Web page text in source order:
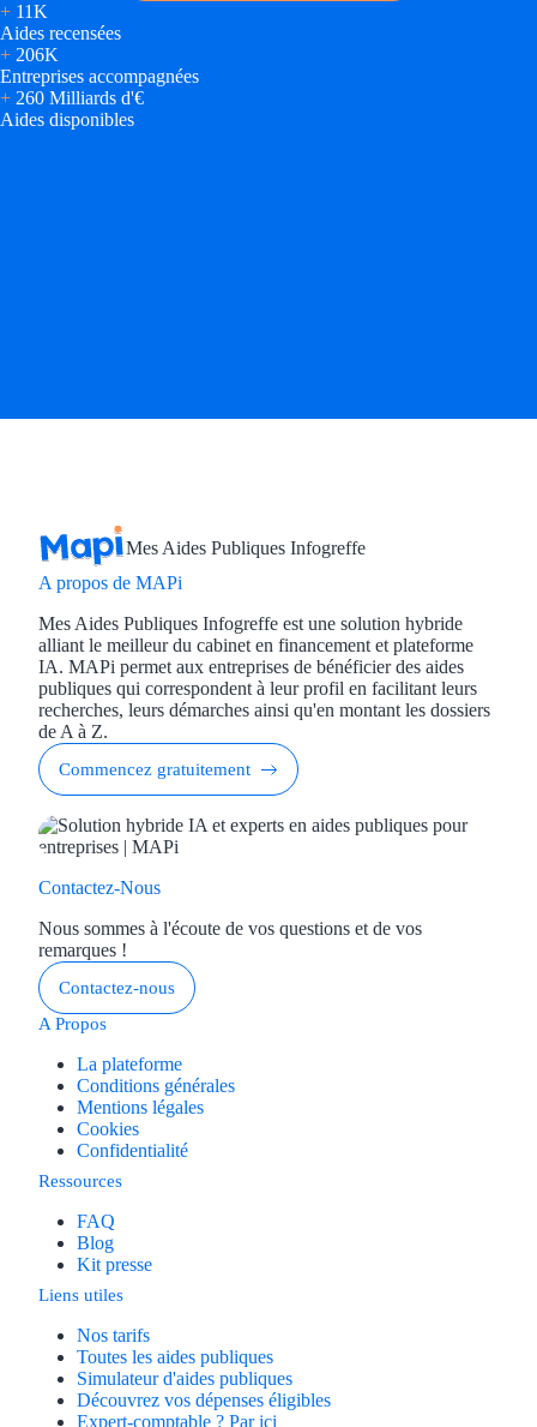
+ 11K
Aides recensées
+ 206K
Entreprises accompagnées
+ 260 Milliards d'€
Aides disponibles
Mes Aides Publiques Infogreffe
A propos de MAPi
Mes Aides Publiques Infogreffe est une solution hybride
alliant le meilleur du cabinet en financement et plateforme
IA. MAPi permet aux entreprises de bénéficier des aides
publiques qui correspondent à leur profil en facilitant leurs
recherches, leurs démarches ainsi qu'en montant les dossiers
de A à Z.
Commencez gratuitement
Contactez-Nous
Nous sommes à l'écoute de vos questions et de vos
remarques !
Contactez-nous
A Propos
La plateforme
Conditions générales
Mentions légales
Cookies
Confidentialité
Ressources
FAQ
Blog
Kit presse
Liens utiles
Nos tarifs
Toutes les aides publiques
Simulateur d'aides publiques
Découvrez vos dépenses éligibles
Expert-comptable ? Par ici